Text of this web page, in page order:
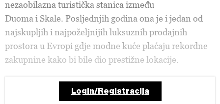
nezaobilazna turistička stanica između
Duoma i Skale. Posljednjih godina ona je i jedan od
najskupljih i najpoželjnijih luksuznih prodajnih
prostora u Evropi gdje modne kuće plaćaju rekordne
zakupnine kako bi bile dio prestižne lokacije.
Login/Registracija